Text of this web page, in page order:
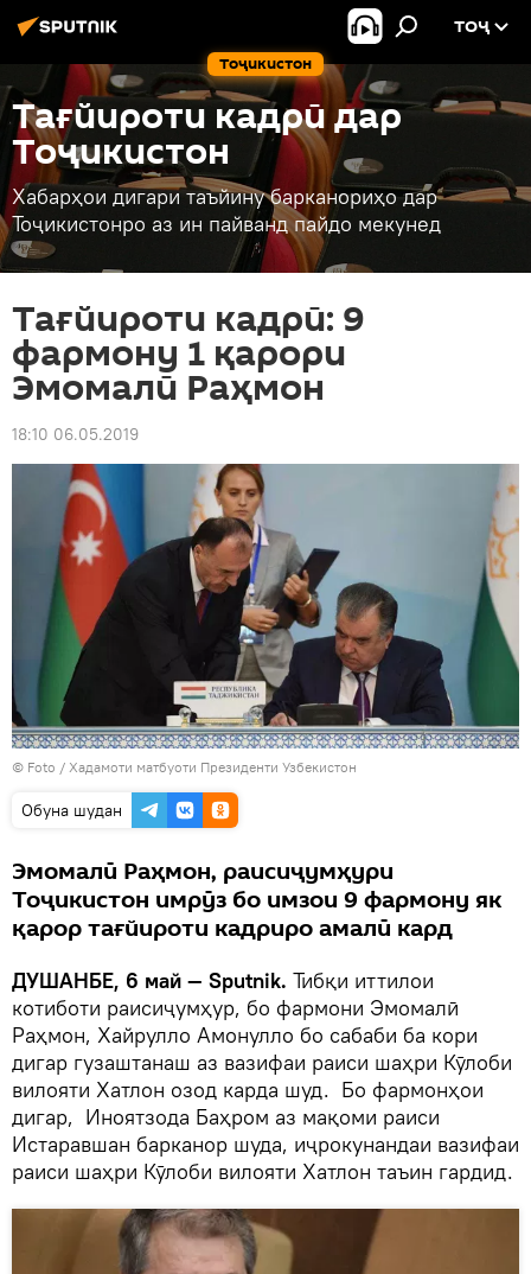
Тоҷикистон
ТОҶ
Тағйироти кадрӣ дар
Тоҷикистон
Хабарҳои дигари таъйину барканориҳо дар
Тоҷикистонро аз ин пайванд пайдо мекунед
Тағйироти кадрӣ: 9
фармону 1 қарори
Эмомалӣ Раҳмон
18:10 06.05.2019
© Foto / Хадамоти матбуоти Президенти Узбекистон
Обуна шудан
Эмомалӣ Раҳмон, раисиҷумҳури
Тоҷикистон имрӯз бо имзои 9 фармону як
қарор тағйироти кадриро амалӣ кард
ДУШАНБЕ, 6 май — Sputnik. Тибқи иттилои
котиботи раисиҷумҳур, бо фармони Эмомалӣ
Раҳмон, Хайрулло Амонулло бо сабаби ба кори
дигар гузаштанаш аз вазифаи раиси шаҳри Кӯлоби
вилояти Хатлон озод карда шуд. Бо фармонҳои
дигар, Иноятзода Баҳром аз мақоми раиси
Истаравшан барканор шуда, иҷрокунандаи вазифаи
раиси шаҳри Кӯлоби вилояти Хатлон таъин гардид.